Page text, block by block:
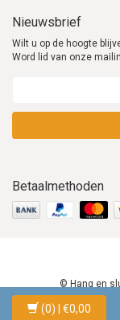
Nieuwsbrief
Wilt u op de hoogte
Word lid van onze
Betaalmethoden
© Hang en
(0) | €0,00